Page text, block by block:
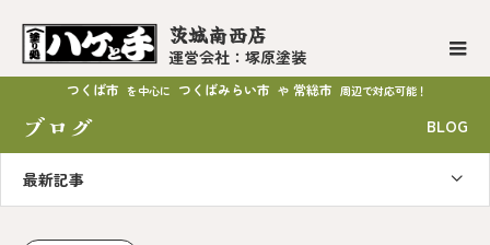
茨城南西店
運営会社：塚原塗装
つくば市 を中心に つくばみらい市 や 常総市 周辺で対応可能！
ブログ BLOG
最新記事